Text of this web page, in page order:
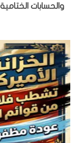
والحسابات